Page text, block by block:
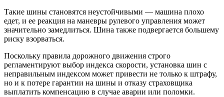
Такие шины становятся неустойчивыми — машина плохо
едет, и ее реакция на маневры рулевого управления может
значительно замедлиться. Шина также подвергается большему
риску взорваться.
Поскольку правила дорожного движения строго
регламентируют выбор индекса скорости, установка шин с
неправильным индексом может привести не только к штрафу,
но и к потере гарантии на шины и отказу страховщика
выплатить компенсацию в случае аварии или поломки.